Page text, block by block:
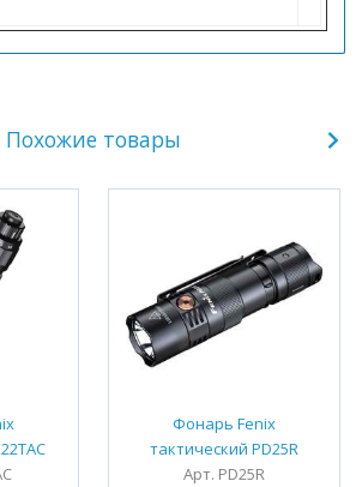
Похожие товары
Фонарь Fenix
тактический PD25R
Арт. PD25R